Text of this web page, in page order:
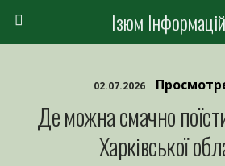
Ізюм
02.07.2026
Де можна смачно
Харківської